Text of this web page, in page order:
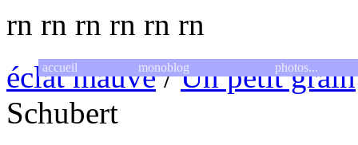
rn rn rn rn rn rn
accueil monoblog photos...
éclat mauve/Un petit grain
Schubert